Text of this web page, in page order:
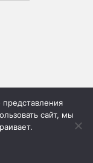
публикаций
сайт, мы